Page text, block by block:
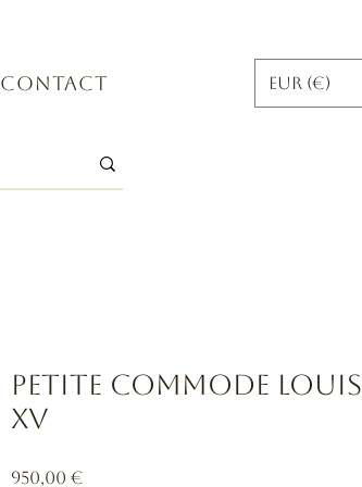
Contact EUR (€)
Petite commode Louis
XV
950,00 €